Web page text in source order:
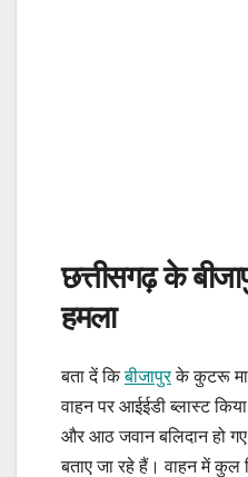
छत्तीसगढ़ के
हमला
बता दें किबीजापुरके कुटरू
वाहन पर आईईडी ब्लास्ट
और आठ जवान बलिदान हो
बताए जा रहे हैं। वाहन में